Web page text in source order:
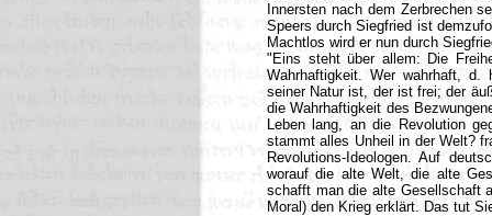
Innersten nach dem Zerbrechen
Speers durch Siegfried ist
Machtlos wird er nun durch
"Eins steht über allem: Die
Wahrhaftigkeit. Wer wahrhaft,
seiner Natur ist, der ist frei; der
die Wahrhaftigkeit des
Leben lang, an die Revolution
stammt alles Unheil in der Welt?
Revolutions-Ideologen. Auf
worauf die alte Welt, die alte
schafft man die alte Gesellschaft
Moral) den Krieg erklärt. Das tut